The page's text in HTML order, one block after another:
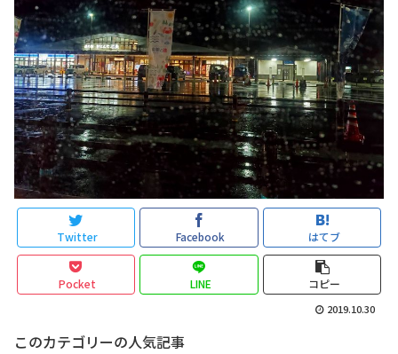
Twitter Facebook はてブ
Pocket LINE コピー
2019.10.30
このカテゴリーの人気記事